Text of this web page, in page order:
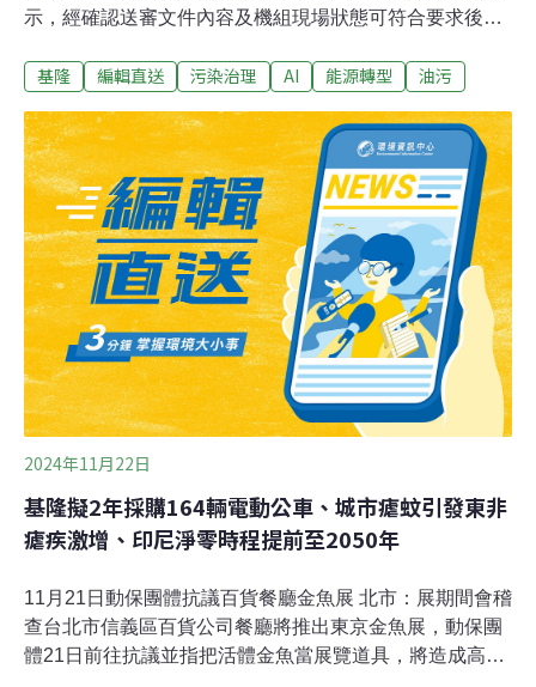
示，經確認送審文件內容及機組現場狀態可符合要求後，
機組臨界及併聯前相關測試，並於完成後提出併聯申請。
年吸1.5噸國立中山大學碳索實驗室攜手高市府，5日在旗
津海水浴場種下60棵耐鹽可可椰子樹，開創沙灘地吸碳先
例，未來每棵椰樹預計每年可吸收約25公斤二氧化碳，總
年吸碳量可達1500公斤。（中央社報導）
基隆 編輯直送 污染治理 AI 能源轉型 油污
2024年11月22日
基隆擬2年採購164輛電動公車、城市瘧蚊引發東非
瘧疾激增、印尼淨零時程提前至2050年
11月21日動保團體抗議百貨餐廳金魚展 北市：展期間會稽
查台北市信義區百貨公司餐廳將推出東京金魚展，動保團
體21日前往抗議並指把活體金魚當展覽道具，將造成高度